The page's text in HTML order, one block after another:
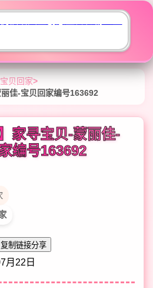
贝回家>
丽佳-宝贝回家编号163692
家寻宝贝-蒙丽佳-
编号163692
复制链接分享
月22日